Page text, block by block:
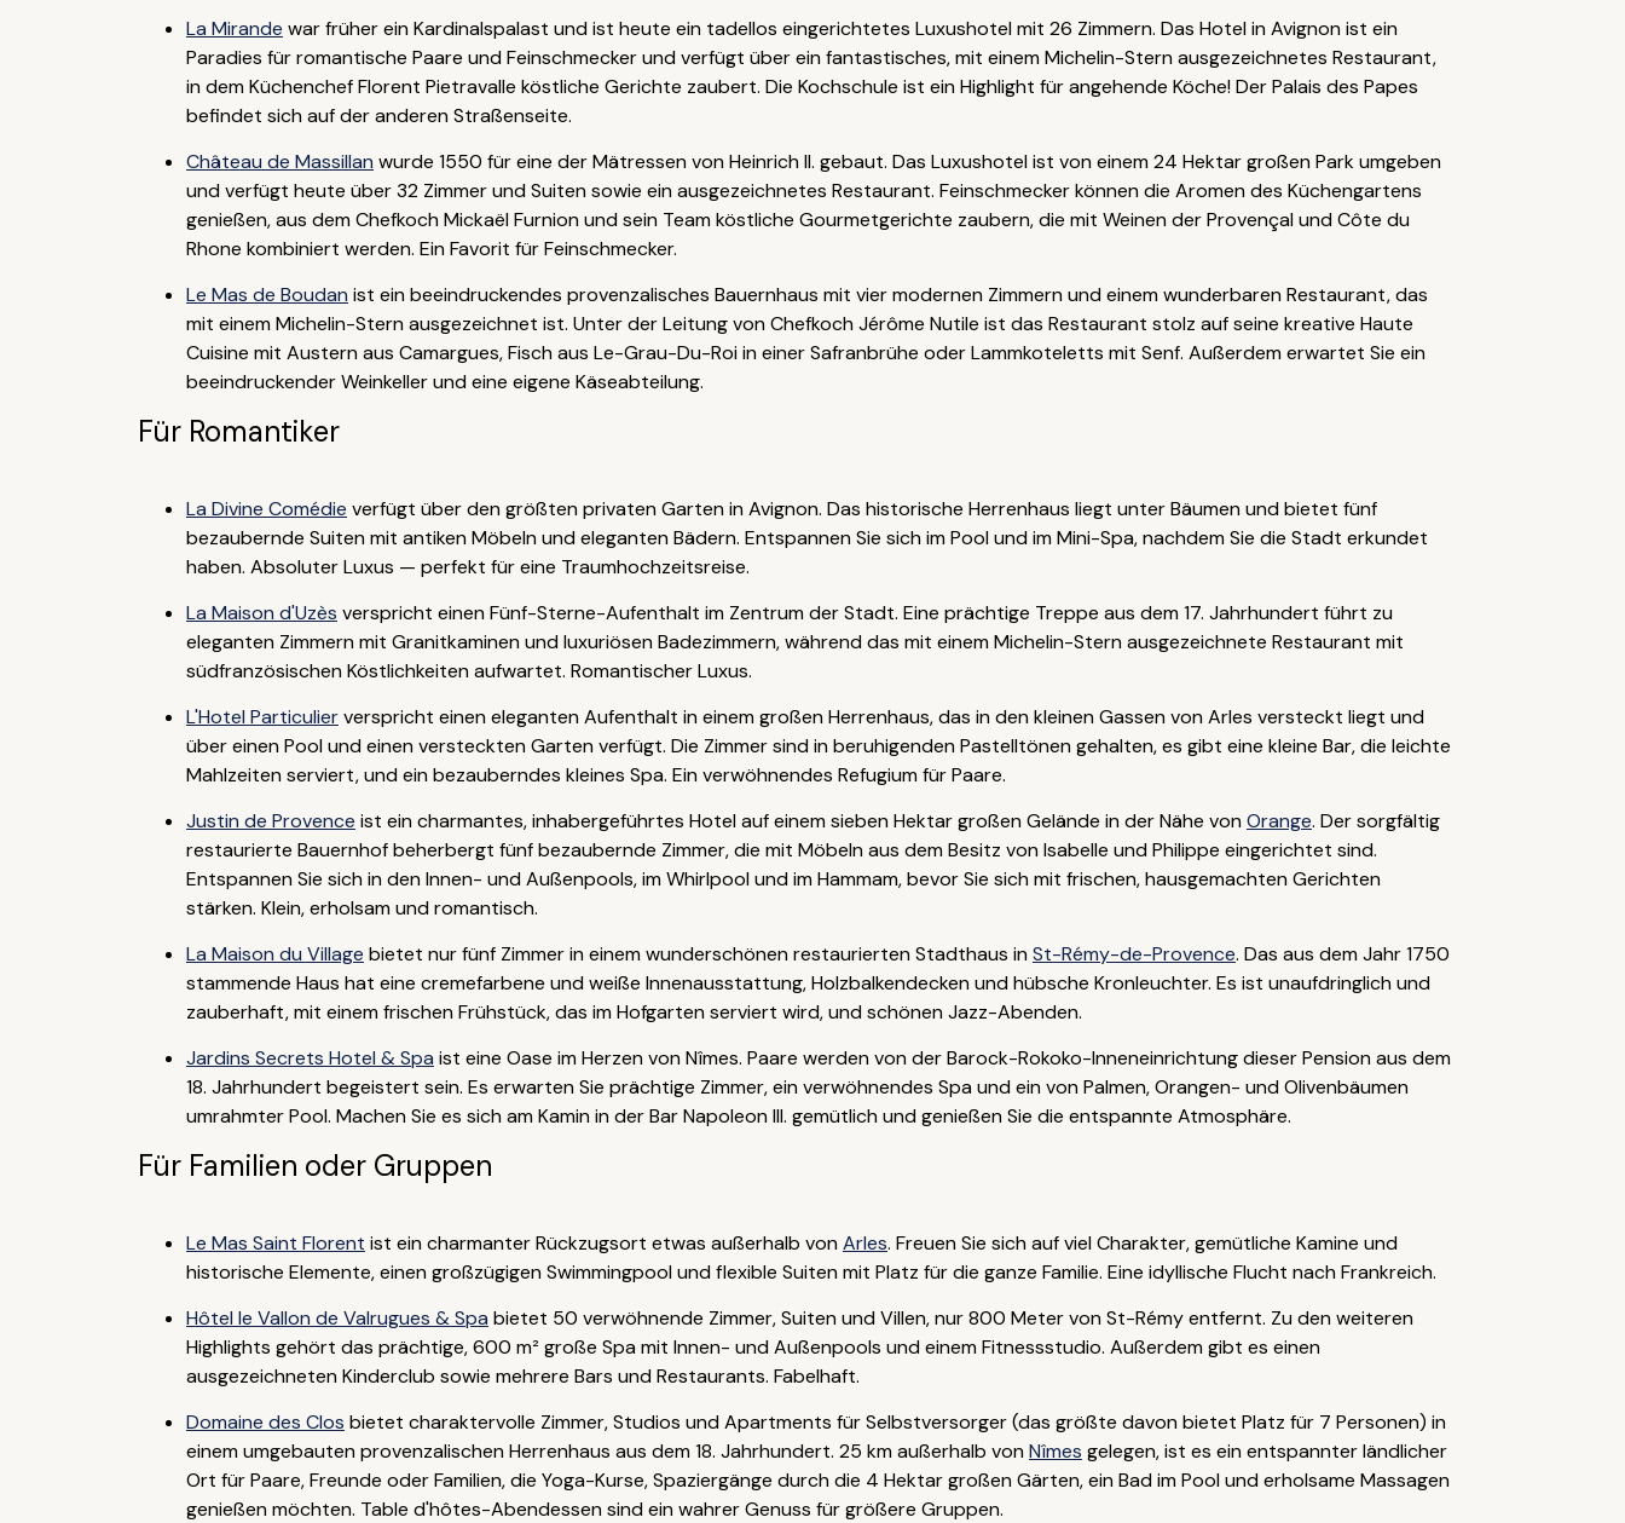
La Mirande war früher ein Kardinalspalast und ist heute ein tadellos eingerichtetes Luxushotel mit 26 Zimmern. Das Hotel in Avignon ist ein
Paradies für romantische Paare und Feinschmecker und verfügt über ein fantastisches, mit einem Michelin-Stern ausgezeichnetes Restaurant,
in dem Küchenchef Florent Pietravalle köstliche Gerichte zaubert. Die Kochschule ist ein Highlight für angehende Köche! Der Palais des Papes
befindet sich auf der anderen Straßenseite.
Château de Massillan wurde 1550 für eine der Mätressen von Heinrich II. gebaut. Das Luxushotel ist von einem 24 Hektar großen Park umgeben
und verfügt heute über 32 Zimmer und Suiten sowie ein ausgezeichnetes Restaurant. Feinschmecker können die Aromen des Küchengartens
genießen, aus dem Chefkoch Mickaël Furnion und sein Team köstliche Gourmetgerichte zaubern, die mit Weinen der Provençal und Côte du
Rhone kombiniert werden. Ein Favorit für Feinschmecker.
Le Mas de Boudan ist ein beeindruckendes provenzalisches Bauernhaus mit vier modernen Zimmern und einem wunderbaren Restaurant, das
mit einem Michelin-Stern ausgezeichnet ist. Unter der Leitung von Chefkoch Jérôme Nutile ist das Restaurant stolz auf seine kreative Haute
Cuisine mit Austern aus Camargues, Fisch aus Le-Grau-Du-Roi in einer Safranbrühe oder Lammkoteletts mit Senf. Außerdem erwartet Sie ein
beeindruckender Weinkeller und eine eigene Käseabteilung.
Für Romantiker
La Divine Comédie verfügt über den größten privaten Garten in Avignon. Das historische Herrenhaus liegt unter Bäumen und bietet fünf
bezaubernde Suiten mit antiken Möbeln und eleganten Bädern. Entspannen Sie sich im Pool und im Mini-Spa, nachdem Sie die Stadt erkundet
haben. Absoluter Luxus — perfekt für eine Traumhochzeitsreise.
La Maison d'Uzès verspricht einen Fünf-Sterne-Aufenthalt im Zentrum der Stadt. Eine prächtige Treppe aus dem 17. Jahrhundert führt zu
eleganten Zimmern mit Granitkaminen und luxuriösen Badezimmern, während das mit einem Michelin-Stern ausgezeichnete Restaurant mit
südfranzösischen Köstlichkeiten aufwartet. Romantischer Luxus.
L'Hotel Particulierverspricht einen eleganten Aufenthalt in einem großen Herrenhaus, das in den kleinen Gassen von Arles versteckt liegt und
über einen Pool und einen versteckten Garten verfügt. Die Zimmer sind in beruhigenden Pastelltönen gehalten, es gibt eine kleine Bar, die leichte
Mahlzeiten serviert, und ein bezauberndes kleines Spa. Ein verwöhnendes Refugium für Paare.
Justin de Provence ist ein charmantes, inhabergeführtes Hotel auf einem sieben Hektar großen Gelände in der Nähe vonOrange. Der sorgfältig
restaurierte Bauernhof beherbergt fünf bezaubernde Zimmer, die mit Möbeln aus dem Besitz von Isabelle und Philippe eingerichtet sind.
Entspannen Sie sich in den Innen- und Außenpools, im Whirlpool und im Hammam, bevor Sie sich mit frischen, hausgemachten Gerichten
stärken. Klein, erholsam und romantisch.
La Maison du Village bietet nur fünf Zimmer in einem wunderschönen restaurierten Stadthaus inSt-Rémy-de-Provence. Das aus dem Jahr 1750
stammende Haus hat eine cremefarbene und weiße Innenausstattung, Holzbalkendecken und hübsche Kronleuchter. Es ist unaufdringlich und
zauberhaft, mit einem frischen Frühstück, das im Hofgarten serviert wird, und schönen Jazz-Abenden.
Jardins Secrets Hotel & Spa ist eine Oase im Herzen von Nîmes. Paare werden von der Barock-Rokoko-Inneneinrichtung dieser Pension aus dem
18. Jahrhundert begeistert sein. Es erwarten Sie prächtige Zimmer, ein verwöhnendes Spa und ein von Palmen, Orangen- und Olivenbäumen
umrahmter Pool. Machen Sie es sich am Kamin in der Bar Napoleon III. gemütlich und genießen Sie die entspannte Atmosphäre.
Für Familien oder Gruppen
Le Mas Saint Florent ist ein charmanter Rückzugsort etwas außerhalb vonArles. Freuen Sie sich auf viel Charakter, gemütliche Kamine und
historische Elemente, einen großzügigen Swimmingpool und flexible Suiten mit Platz für die ganze Familie. Eine idyllische Flucht nach Frankreich.
Hôtel le Vallon de Valrugues & Spa bietet 50 verwöhnende Zimmer, Suiten und Villen, nur 800 Meter von St-Rémy entfernt. Zu den weiteren
Highlights gehört das prächtige, 600 m² große Spa mit Innen- und Außenpools und einem Fitnessstudio. Außerdem gibt es einen
ausgezeichneten Kinderclub sowie mehrere Bars und Restaurants. Fabelhaft.
Domaine des Clos bietet charaktervolle Zimmer, Studios und Apartments für Selbstversorger (das größte davon bietet Platz für 7 Personen) in
einem umgebauten provenzalischen Herrenhaus aus dem 18. Jahrhundert. 25 km außerhalb vonNîmes gelegen, ist es ein entspannter ländlicher
Ort für Paare, Freunde oder Familien, die Yoga-Kurse, Spaziergänge durch die 4 Hektar großen Gärten, ein Bad im Pool und erholsame Massagen
genießen möchten. Table d'hôtes-Abendessen sind ein wahrer Genuss für größere Gruppen.